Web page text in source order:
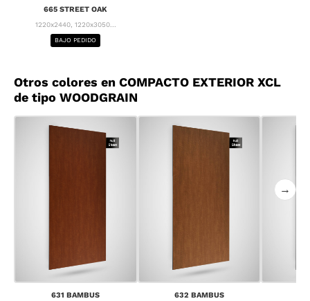
665 STREET OAK
1220x2440, 1220x3050...
BAJO PEDIDO
Otros colores en COMPACTO EXTERIOR XCL
de tipo WOODGRAIN
631 BAMBUS 632 BAMBUS
→